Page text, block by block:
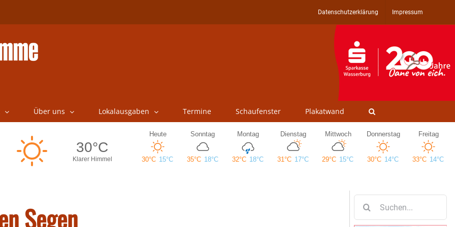
Datenschutzerklärung Impressum
Über uns Lokalausgaben Termine Schaufenster Plakatwand
Segen
nach: